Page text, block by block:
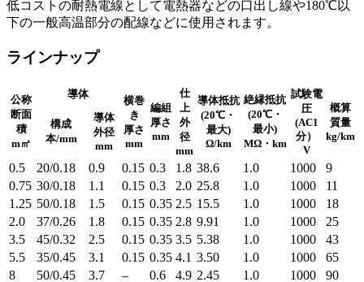
低コストの耐熱電線として電熱器などの口出し線や180℃以
下の一般高温部分の配線などに使用されます。
ラインナップ
公称
断面
積
m㎡
導体
横巻
き
厚さ
mm
編組
厚さ
mm
仕
上
外
径
mm
導体抵抗
(20℃・
最大)
Ω/km
絶縁抵抗
(20℃・
最小)
MΩ・km
試験電
圧
(AC1
分）
V
概算
質量
kg/km
構成
本/mm
導体
外径
mm
0.5 20/0.18 0.9 0.15 0.3 1.8 38.6 1.0 1000
9
0.75 30/0.18 1.1 0.15 0.3 2.0 25.8 1.0 1000
11
1.25 50/0.18 1.5 0.15 0.35 2.5 15.5 1.0 1000
18
2.0
37/0.26 1.8 0.15 0.35 2.8 9.91 1.0 1000
25
3.5
45/0.32 2.5 0.15 0.35 3.5 5.38 1.0 1000
43
5.5
35/0.45 3.1 0.15 0.35 4.1 3.50 1.0 1000
65
8
50/0.45 3.7 – 0.6 4.9 2.45 1.0 1000 90